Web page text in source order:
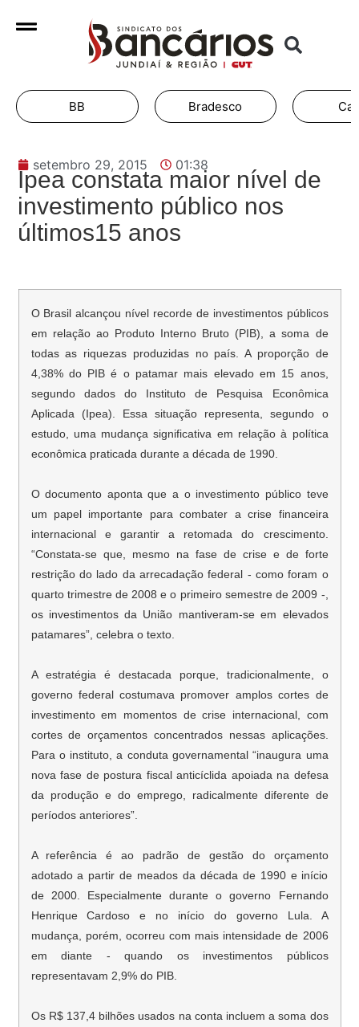
BB Bradesco
setembro 29, 2015 01:38
Ipea constata maior nível de
investimento público nos
últimos15 anos
O Brasil alcançou nível recorde de investimentos públicos
em relação ao Produto Interno Bruto (PIB), a soma de
todas as riquezas produzidas no país. A proporção de
4,38% do PIB é o patamar mais elevado em 15 anos,
segundo dados do Instituto de Pesquisa Econômica
Aplicada (Ipea). Essa situação representa, segundo o
estudo, uma mudança significativa em relação à política
econômica praticada durante a década de 1990.
O documento aponta que a o investimento público teve
um papel importante para combater a crise financeira
internacional e garantir a retomada do crescimento.
“Constata-se que, mesmo na fase de crise e de forte
restrição do lado da arrecadação federal - como foram o
quarto trimestre de 2008 e o primeiro semestre de 2009 -,
os investimentos da União mantiveram-se em elevados
patamares”, celebra o texto.
A estratégia é destacada porque, tradicionalmente, o
governo federal costumava promover amplos cortes de
investimento em momentos de crise internacional, com
cortes de orçamentos concentrados nessas aplicações.
Para o instituto, a conduta governamental “inaugura uma
nova fase de postura fiscal anticíclida apoiada na defesa
da produção e do emprego, radicalmente diferente de
períodos anteriores”.
A referência é ao padrão de gestão do orçamento
adotado a partir de meados da década de 1990 e início
de 2000. Especialmente durante o governo Fernando
Henrique Cardoso e no início do governo Lula. A
mudança, porém, ocorreu com mais intensidade de 2006
em diante - quando os investimentos públicos
representavam 2,9% do PIB.
Os R$ 137,4 bilhões usados na conta incluem a soma dos